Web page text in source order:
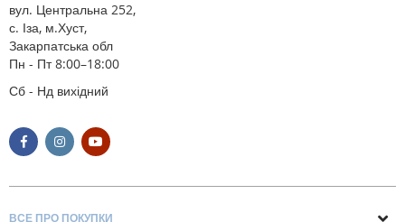
вул. Центральна 252,
с. Іза, м.Хуст,
Закарпатська обл
Пн - Пт 8:00–18:00
Сб - Нд вихідний
ВСЕ ПРО ПОКУПКИ